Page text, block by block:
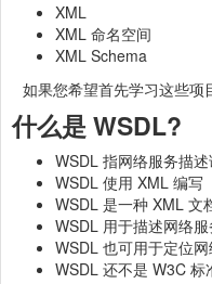
XML
XML 命名空间
XML Schema
如果您希望首先学习这些项
什么是 WSDL?
WSDL 指网络服务描
WSDL 使用 XML 编写
WSDL 是一种 XML 文
WSDL 用于描述网络服
WSDL 也可用于定位
WSDL 还不是 W3C 标